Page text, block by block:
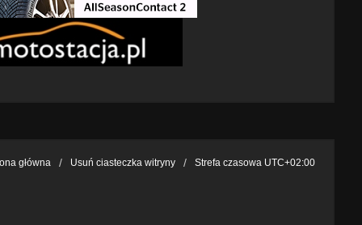
główna Usuń ciasteczka witryny Strefa czasowa UTC+02:00